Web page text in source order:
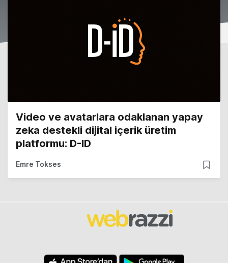
Video ve avatarlara odaklanan yapay
zeka destekli dijital içerik üretim
platformu: D-ID
Emre Tokses